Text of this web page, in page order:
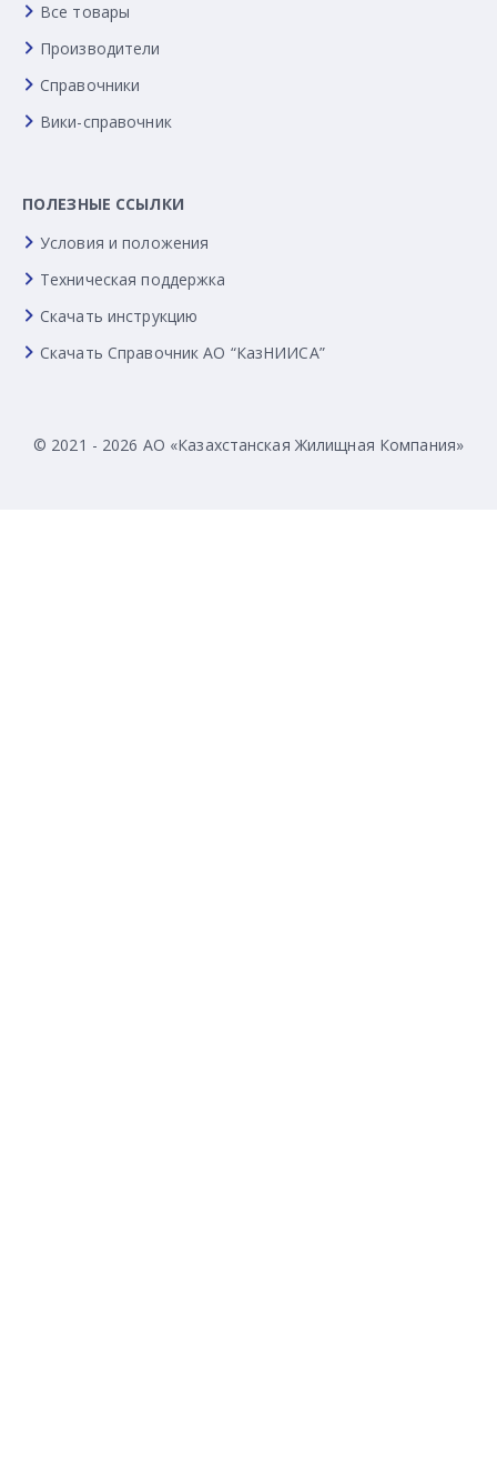
Все товары
Производители
Справочники
Вики-справочник
ПОЛЕЗНЫЕ ССЫЛКИ
Условия и положения
Техническая поддержка
Скачать инструкцию
Скачать Справочник АО “КазНИИСА”
© 2021 - 2026 АО «Казахстанская Жилищная Компания»